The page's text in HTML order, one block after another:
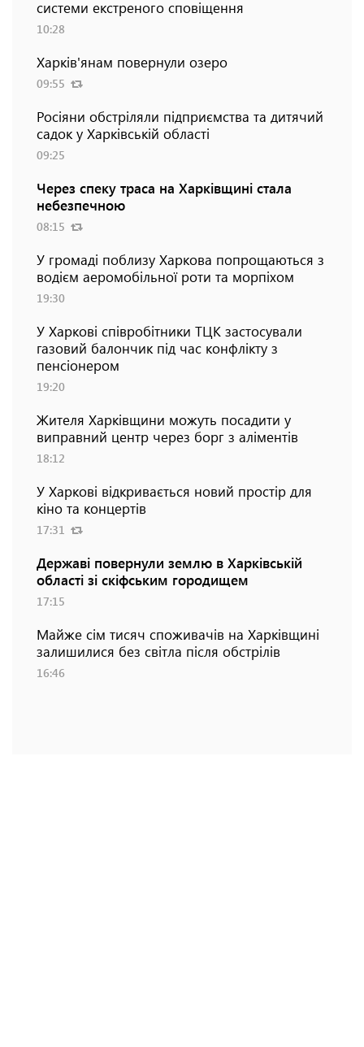
системи екстреного сповіщення
10:28
Харків'янам повернули озеро
09:55
Росіяни обстріляли підприємства та дитячий
садок у Харківській області
09:25
Через спеку траса на Харківщині стала
небезпечною
08:15
У громаді поблизу Харкова попрощаються з
водієм аеромобільної роти та морпіхом
19:30
У Харкові співробітники ТЦК застосували
газовий балончик під час конфлікту з
пенсіонером
19:20
Жителя Харківщини можуть посадити у
виправний центр через борг з аліментів
18:12
У Харкові відкривається новий простір для
кіно та концертів
17:31
Державі повернули землю в Харківській
області зі скіфським городищем
17:15
Майже сім тисяч споживачів на Харківщині
залишилися без світла після обстрілів
16:46